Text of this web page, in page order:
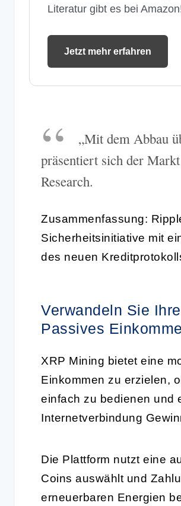
Literatur gibt es bei
Jetzt mehr erfahren
„Mit dem Abbau
präsentiert sich der
Research.
Zusammenfassung:
Sicherheitsinitiative mit
des neuen
Verwandeln Sie
Passives
XRP Mining bietet eine
Einkommen zu erzielen,
einfach zu bedienen und
Internetverbindung
Die Plattform nutzt eine
Coins auswählt und
erneuerbaren Energien